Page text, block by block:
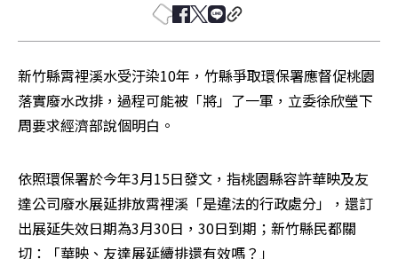
新竹縣霄裡溪水受汙染10年，竹縣爭取環保署應督促桃園
落實廢水改排，過程可能被「將」了一軍，立委徐欣瑩下
周要求經濟部說個明白。
依照環保署於今年3月15日發文，指桃園縣容許華映及友
達公司廢水展延排放霄裡溪「是違法的行政處分」，還訂
出展延失效日期為3月30日，30日到期；新竹縣民都關
切：「華映、友達展延續排還有效嗎？」